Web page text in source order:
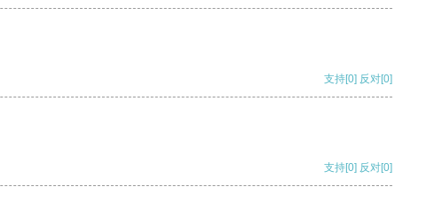
支持[0] 反对[0]
支持[0] 反对[0]